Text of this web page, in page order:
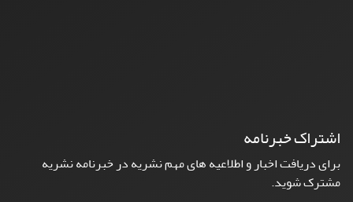
اشتراک خبرنامه
برای دریافت اخبار و اطلاعیه های مهم نشریه در خبرنامه نشریه
مشترک شوید.